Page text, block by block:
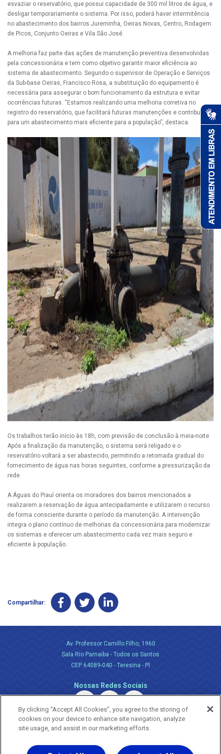
esvaziar o reservatório, que possui capacidade de 300 mil litros de água, e
desligar temporariamente o sistema. Por isso, poderá haver intermitência
no abastecimento dos bairros Jureminha, Oeiras Novas, Centro, Rodagem
de Picos, Conjunto Oeiras e Vila São José.
A melhoria faz parte das ações de manutenção preventiva desenvolvidas
pela concessionária e tem como objetivo garantir maior eficiência ao
sistema de abastecimento. Segundo o supervisor de Operação e Serviços
da Sub-base Oeiras, Francisco Rosa, a substituição do equipamento é
necessária para assegurar o bom funcionamento da estrutura e evitar
ocorrências futuras. “Estamos realizando uma melhoria corretiva no
registro do reservatório, que facilitará futuras manutenções e contribui
para um abastecimento mais eficiente para a população”, destaca.
Os trabalhos terão início às 18h, com previsão de conclusão à meia-noite.
Após a finalização da manutenção, o sistema será religado e o
reservatório voltará a ser abastecido, permitindo a retomada gradual do
fornecimento de água nas horas seguintes, conforme a pressurização da
rede.
A Águas do Piauí orienta os moradores dos bairros mencionados a
realizarem a reservação de água antecipadamente e utilizarem o recurso
de forma consciente durante o período da manutenção. A intervenção
integra o plano contínuo de melhorias da concessionária para modernizar
os sistemas e oferecer um abastecimento cada vez mais seguro e
eficiente à população.
Compartilhar:
Av. Professor Camillo Filho, 1960
Sala Rio Parnaiba - Todos os Santos
CEP 64089-040 - Teresina - PI
Nossas Redes Sociais
By clicking “Accept All Cookies”, you agree to the storing of
cookies on your device to enhance site navigation, analyze
site usage, and assist in our marketing efforts.